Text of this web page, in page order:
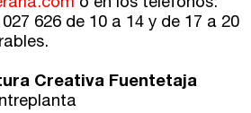
o en los teléfonos:
626 de 10 a 14 y de 17 a 20
Creativa Fuentetaja